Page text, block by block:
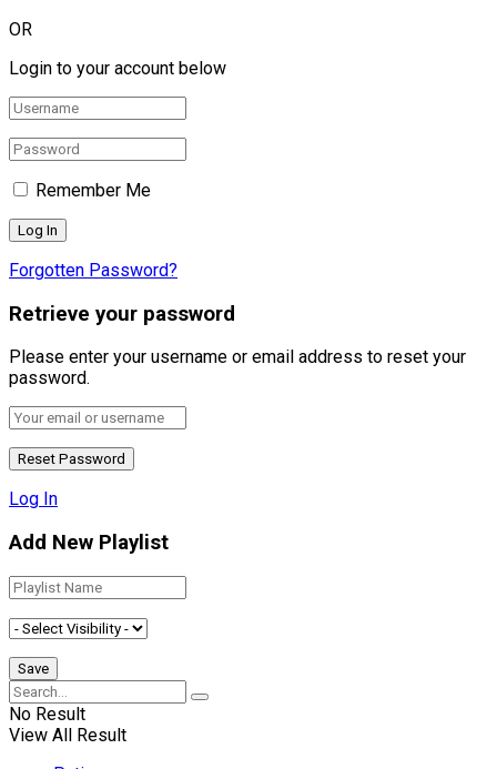
OR
Login to your account below
Remember Me
Forgotten Password?
Retrieve your password
Please enter your username or email address to reset your
password.
Log In
Add New Playlist
No Result
View All Result